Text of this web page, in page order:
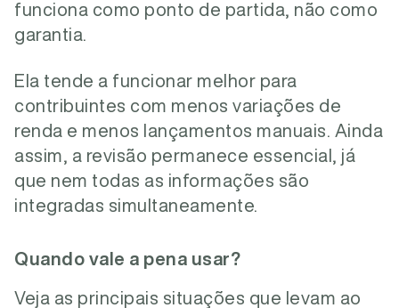
funciona como ponto de partida, não como
garantia.
Ela tende a funcionar melhor para
contribuintes com menos variações de
renda e menos lançamentos manuais. Ainda
assim, a revisão permanece essencial, já
que nem todas as informações são
integradas simultaneamente.
Quando vale a pena usar?
Veja as principais situações que levam ao